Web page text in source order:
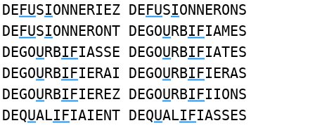
DEFUSIONNERIEZ DEFUSIONNERONS
DEFUSIONNERONT DEGOURBIFIAMES
DEGOURBIFIASSE DEGOURBIFIATES
DEGOURBIFIERAI DEGOURBIFIERAS
DEGOURBIFIEREZ DEGOURBIFIIONS
DEQUALIFIAIENT DEQUALIFIASSES